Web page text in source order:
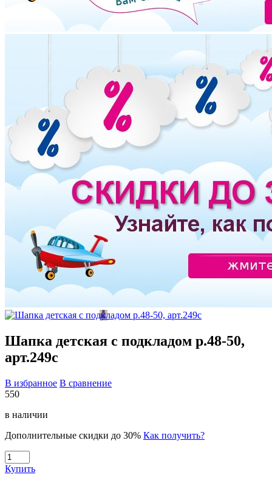
Шапка детская с подкладом р.48-50,
арт.249с
В избранное В сравнение
550
в наличии
Дополнительные скидки до 30% Как получить?
Купить